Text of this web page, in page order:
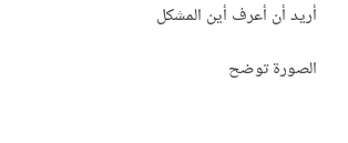
أريد أن أعرف أين المشكل
الصورة توضح